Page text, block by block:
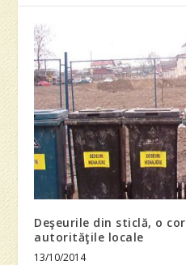
Deşeurile din sticlă, o
autorităţile locale
13/10/2014